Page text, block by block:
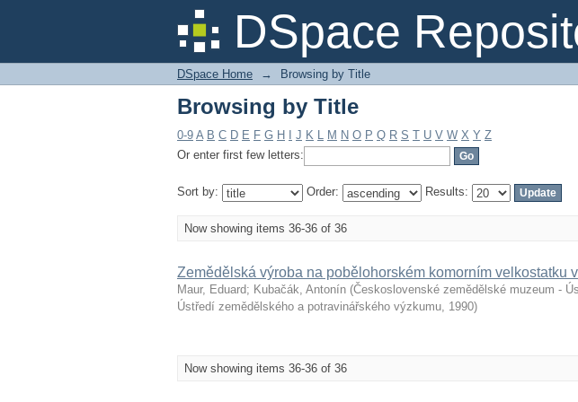
DSpace
Browsing by Title
DSpace Home → Browsing by Title
Browsing by Title
0-9 A B C D E F G H J K L M N O P Q R S T U V W X Y Z
Or enter first few letters:
Sort by: Order: Results:
Now showing items 36-36 of 36
Zemědělská výroba na pobělohorském komorním velkostatku
Maur, Eduard; Kubačák, Antonín (Československé zemědělské muzeum -
Ústředí zemědělského a potravinářského výzkumu, 1990)
Now showing items 36-36 of 36